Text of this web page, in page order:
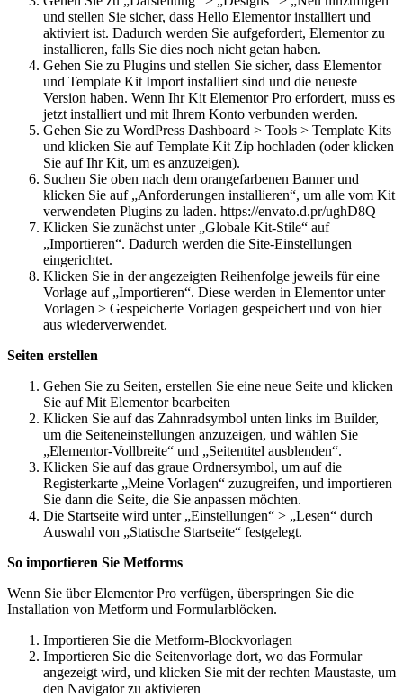
und stellen Sie sicher, dass Hello Elementor installiert und
aktiviert ist. Dadurch werden Sie aufgefordert, Elementor zu
installieren, falls Sie dies noch nicht getan haben.
Gehen Sie zu Plugins und stellen Sie sicher, dass Elementor
und Template Kit Import installiert sind und die neueste
Version haben. Wenn Ihr Kit Elementor Pro erfordert, muss es
jetzt installiert und mit Ihrem Konto verbunden werden.
Gehen Sie zu WordPress Dashboard > Tools > Template Kits
und klicken Sie auf Template Kit Zip hochladen (oder klicken
Sie auf Ihr Kit, um es anzuzeigen).
Suchen Sie oben nach dem orangefarbenen Banner und
klicken Sie auf „Anforderungen installieren“, um alle vom Kit
verwendeten Plugins zu laden. https://envato.d.pr/ughD8Q
Klicken Sie zunächst unter „Globale Kit-Stile“ auf
„Importieren“. Dadurch werden die Site-Einstellungen
eingerichtet.
Klicken Sie in der angezeigten Reihenfolge jeweils für eine
Vorlage auf „Importieren“. Diese werden in Elementor unter
Vorlagen > Gespeicherte Vorlagen gespeichert und von hier
aus wiederverwendet.
Seiten erstellen
Gehen Sie zu Seiten, erstellen Sie eine neue Seite und klicken
Sie auf Mit Elementor bearbeiten
Klicken Sie auf das Zahnradsymbol unten links im Builder,
um die Seiteneinstellungen anzuzeigen, und wählen Sie
„Elementor-Vollbreite“ und „Seitentitel ausblenden“.
Klicken Sie auf das graue Ordnersymbol, um auf die
Registerkarte „Meine Vorlagen“ zuzugreifen, und importieren
Sie dann die Seite, die Sie anpassen möchten.
Die Startseite wird unter „Einstellungen“ > „Lesen“ durch
Auswahl von „Statische Startseite“ festgelegt.
So importieren Sie Metforms
Wenn Sie über Elementor Pro verfügen, überspringen Sie die
Installation von Metform und Formularblöcken.
Importieren Sie die Metform-Blockvorlagen
Importieren Sie die Seitenvorlage dort, wo das Formular
angezeigt wird, und klicken Sie mit der rechten Maustaste, um
den Navigator zu aktivieren